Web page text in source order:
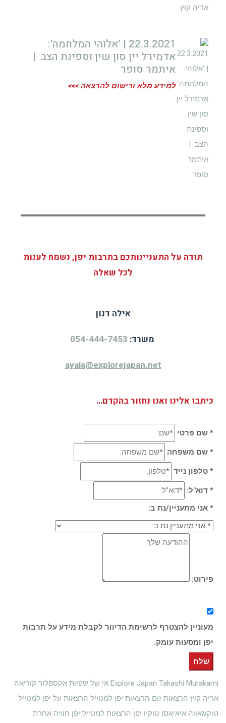
22.3.2021 | 'אלוהי המלחמה':
אדמירל יין סון שין וספינת הצב |
איתמר סופר
למידע מלא ורישום להרצאה >>>
תודה על התעניינותכם בתרבות יפן, נשמח לענות
לכל שאלה
אילה דנון
משרד: 054-444-7453
ayala@explorejapan.net
כיתבו אלינו ואנו נחזור בהקדם…
* שם פרטי
* שם משפחה
* טלפון נייד
* דוא"ל:
* אני מתעניין/נת ב:
פירוט:
מעוניין להצטרף לרשימת הדיוור לקבלת מידע על תרבות
יפן ומסעות עומק.
שלח
Explore Japan Takashi Murakami אי של שפיות אקספלור קוריאה
אריה קוץ הרצאות זום הרצאות יפן למטייל הרצאות על יפן למטייל
טוקוגאווה איאיאסו טוקיו יפן הרצאות למטייל יפן חוויה אחרת